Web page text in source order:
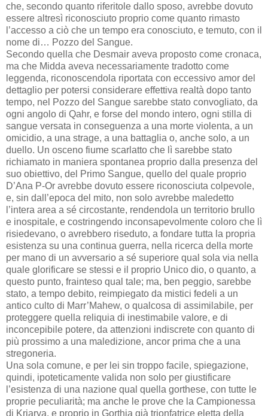
che, secondo quanto riferitole dallo sposo, avrebbe dovuto
essere altresì riconosciuto proprio come quanto rimasto
l’accesso a ciò che un tempo era conosciuto, e temuto, con il
nome di… Pozzo del Sangue.
Secondo quella che Desmair aveva proposto come cronaca,
ma che Midda aveva necessariamente tradotto come
leggenda, riconoscendola riportata con eccessivo amor del
dettaglio per potersi considerare effettiva realtà dopo tanto
tempo, nel Pozzo del Sangue sarebbe stato convogliato, da
ogni angolo di Qahr, e forse del mondo intero, ogni stilla di
sangue versata in conseguenza a una morte violenta, a un
omicidio, a una strage, a una battaglia o, anche solo, a un
duello. Un osceno fiume scarlatto che lì sarebbe stato
richiamato in maniera spontanea proprio dalla presenza del
suo obiettivo, del Primo Sangue, quello del quale proprio
D’Ana P-Or avrebbe dovuto essere riconosciuta colpevole,
e, sin dall’epoca del mito, non solo avrebbe maledetto
l’intera area a sé circostante, rendendola un territorio brullo
e inospitale, e costringendo inconsapevolmente coloro che lì
risiedevano, o avrebbero riseduto, a fondare tutta la propria
esistenza su una continua guerra, nella ricerca della morte
per mano di un avversario a sé superiore qual sola via nella
quale glorificare se stessi e il proprio Unico dio, o quanto, a
questo punto, frainteso qual tale; ma, ben peggio, sarebbe
stato, a tempo debito, reimpiegato da mistici fedeli a un
antico culto di Marr’Mahew, o qualcosa di assimilabile, per
proteggere quella reliquia di inestimabile valore, e di
inconcepibile potere, da attenzioni indiscrete con quanto di
più prossimo a una maledizione, ancor prima che a una
stregoneria.
Una sola comune, e per lei sin troppo facile, spiegazione,
quindi, ipoteticamente valida non solo per giustificare
l’esistenza di una nazione qual quella gorthese, con tutte le
proprie peculiarità; ma anche le prove che la Campionessa
di Kriarya, e proprio in Gorthia già trionfatrice eletta della